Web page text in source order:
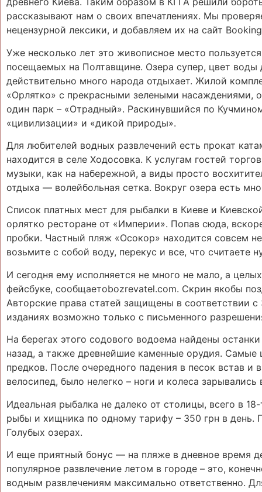
рассказывают нам о своих впечатлениях. Мы
нецензурной лексики, и добавляем их на сайт
Уже несколько лет это живописное место
посещаемых на Полтавщине. Озера супер, цвет воды
действительно много народа отдыхает. Жилой
«Орлятко» с прекрасными зелеными насаждениями,
один парк – «Отрадный». Раскинувшийся по
«цивилизации» и «дикой природы».
Для любителей водных развлечений есть прокат
находится в селе Ходосовка. К услугам гостей
музыки, как на набережной, а виды просто
отдыха ― волейбольная сетка. Вокруг озера есть
Список платных мест для рыбалки в Киеве и
орлятко ресторане от «Империи». Попав сюда,
пробки. Частный пляж «Осокор» находится совсем
возьмите с собой воду, перекус и все, что считаете
И сегодня ему исполняется не много не мало, а
фейсбуке, сообщаетobozrevatel.com. Скрин якобы
Авторские права статей защищены в соответствии
изданиях возможно только с письменного
На берегах этого содового водоема найдены
назад, а также древнейшие каменные орудия.
предков. После очередного падения в песок встав
велосипед, было нелегко – ноги и колеса
Идеальная рыбалка не далеко от столицы, всего в
рыбы и хищника по одному тарифу – 350 грн в день.
Голубых озерах.
И еще приятный бонус ― на пляже в дневное время
популярное развлечение летом в городе – это,
водным развлечениям максимально ответственно.